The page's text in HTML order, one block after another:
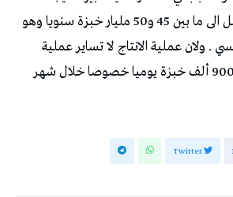
الانتاج الوافر الذي يصل الى ما بين 45 و50 مليار خبزة سنويا وهو
. ولان عملية الانتاج لا تساير عملية
الاستهلاك يقع اتلاف 900 ألف خبزة يوميا خصوصا خلال شهر
Twitter